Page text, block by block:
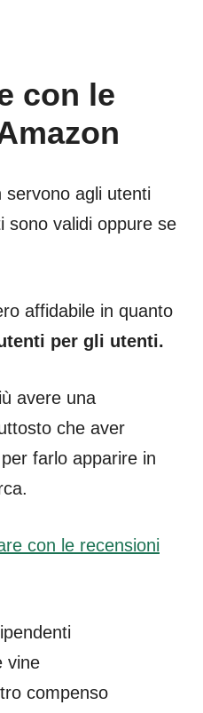
con le
servono agli utenti
sono validi oppure se
affidabile in quanto
per gli utenti.
avere una
che aver
farlo apparire in
con le recensioni
vine
compenso